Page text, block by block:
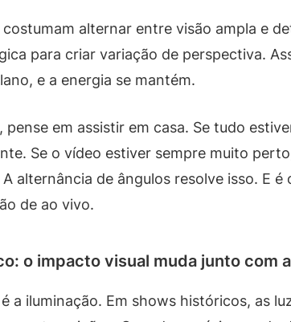
alternar entre visão ampla e
para criar variação de perspectiva.
e a energia se mantém.
pense em assistir em casa. Se tudo
Se o vídeo estiver sempre muito
alternância de ângulos resolve isso. E é
de ao vivo.
o impacto visual muda junto com
a iluminação. Em shows históricos, as